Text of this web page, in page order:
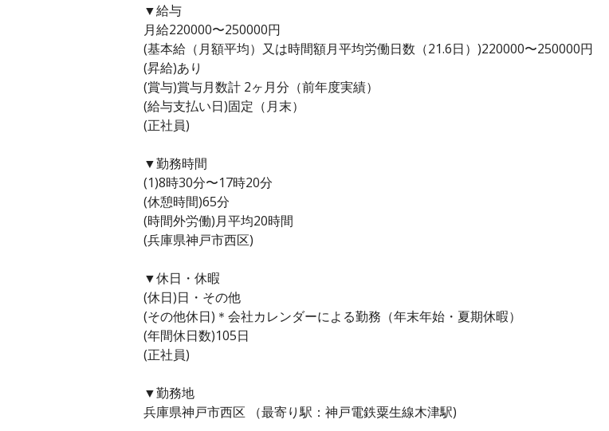
▼給与
月給220000〜250000円
(基本給（月額平均）又は時間額月平均労働日数（21.6日）)220000〜250000円
(昇給)あり
(賞与)賞与月数計 2ヶ月分（前年度実績）
(給与支払い日)固定（月末）
(正社員)
▼勤務時間
(1)8時30分〜17時20分
(休憩時間)65分
(時間外労働)月平均20時間
(兵庫県神戸市西区)
▼休日・休暇
(休日)日・その他
(その他休日)＊会社カレンダーによる勤務（年末年始・夏期休暇）
(年間休日数)105日
(正社員)
▼勤務地
兵庫県神戸市西区 （最寄り駅：神戸電鉄粟生線木津駅)